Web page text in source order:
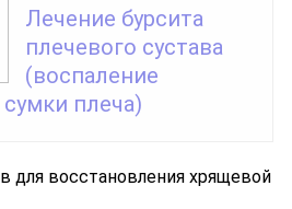
Лечение бурсита
плечевого сустава
(воспаление
плеча)
для восстановления хрящевой